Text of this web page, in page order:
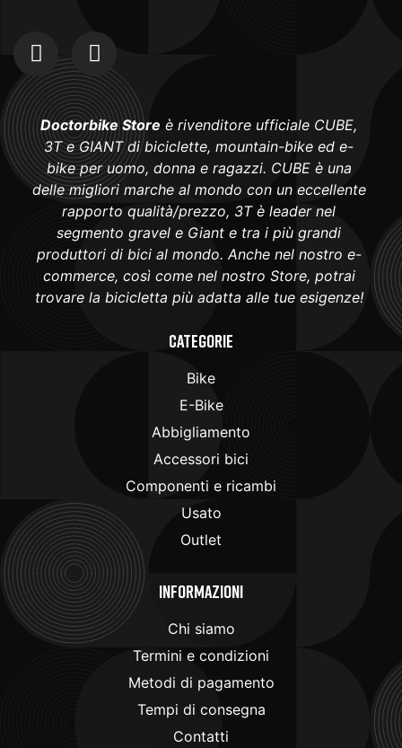
Doctorbike Store è rivenditore ufficiale CUBE,
3T e GIANT di biciclette, mountain-bike ed e-
bike per uomo, donna e ragazzi. CUBE è una
delle migliori marche al mondo con un eccellente
rapporto qualità/prezzo, 3T è leader nel
segmento gravel e Giant e tra i più grandi
produttori di bici al mondo. Anche nel nostro e-
commerce, così come nel nostro Store, potrai
trovare la bicicletta più adatta alle tue esigenze!
Categorie
Bike
E-Bike
Abbigliamento
Accessori bici
Componenti e ricambi
Usato
Outlet
Informazioni
Chi siamo
Termini e condizioni
Metodi di pagamento
Tempi di consegna
Contatti